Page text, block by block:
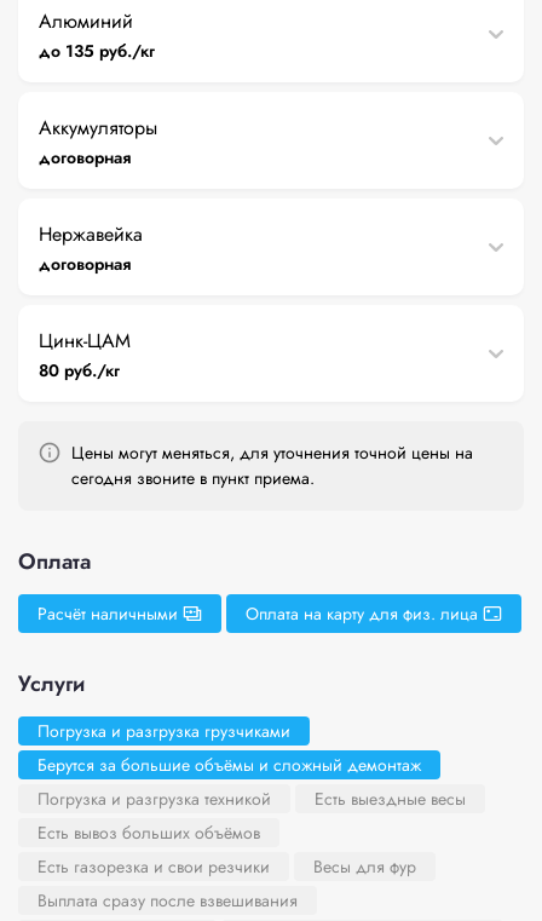
Алюминий
до 135 руб./кг
Аккумуляторы
договорная
Нержавейка
договорная
Цинк-ЦАМ
80 руб./кг
Цены могут меняться, для уточнения точной цены на
сегодня звоните в пункт приема.
Оплата
Расчёт наличными Оплата на карту для физ. лица
Услуги
Погрузка и разгрузка грузчиками
Берутся за большие объёмы и сложный демонтаж
Погрузка и разгрузка техникой
Есть выездные весы
Есть вывоз больших объёмов
Есть газорезка и свои резчики
Весы для фур
Выплата сразу после взвешивания